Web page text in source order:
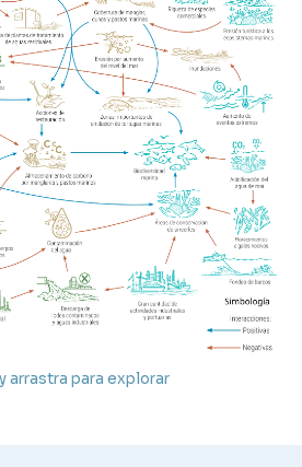
y arrastra para explorar